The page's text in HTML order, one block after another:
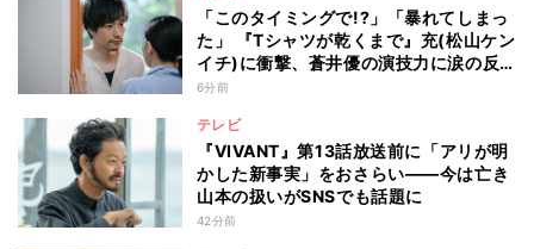
「このタイミングで!?」「暴れてしまっ
た」 『Tシャツが乾くまで』充(松山ケン
イチ)に衝撃、蒼井優の演技力に涙の反
響も
6分前
テレビ
『VIVANT』第13話放送前に「アリが明
かした新事実」をおさらい――今は亡き
山本の扱いがSNSでも話題に
42分前